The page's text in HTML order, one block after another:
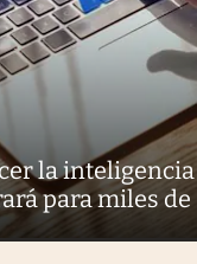
la inteligencia
para miles de